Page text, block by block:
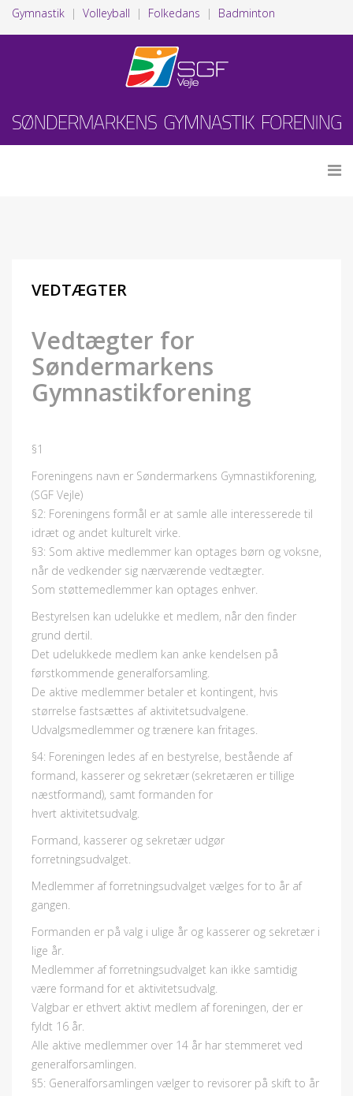
Gymnastik | Volleyball | Folkedans | Badminton
VEDTÆGTER
Vedtægter for
Søndermarkens
Gymnastikforening
§1
Foreningens navn er Søndermarkens Gymnastikforening,
(SGF Vejle)
§2: Foreningens formål er at samle alle interesserede til
idræt og andet kulturelt virke.
§3: Som aktive medlemmer kan optages børn og voksne,
når de vedkender sig nærværende vedtægter.
Som støttemedlemmer kan optages enhver.
Bestyrelsen kan udelukke et medlem, når den finder
grund dertil.
Det udelukkede medlem kan anke kendelsen på
førstkommende generalforsamling.
De aktive medlemmer betaler et kontingent, hvis
størrelse fastsættes af aktivitetsudvalgene.
Udvalgsmedlemmer og trænere kan fritages.
§4: Foreningen ledes af en bestyrelse, bestående af
formand, kasserer og sekretær (sekretæren er tillige
næstformand), samt formanden for
hvert aktivitetsudvalg.
Formand, kasserer og sekretær udgør
forretningsudvalget.
Medlemmer af forretningsudvalget vælges for to år af
gangen.
Formanden er på valg i ulige år og kasserer og sekretær i
lige år.
Medlemmer af forretningsudvalget kan ikke samtidig
være formand for et aktivitetsudvalg.
Valgbar er ethvert aktivt medlem af foreningen, der er
fyldt 16 år.
Alle aktive medlemmer over 14 år har stemmeret ved
generalforsamlingen.
§5: Generalforsamlingen vælger to revisorer på skift to år